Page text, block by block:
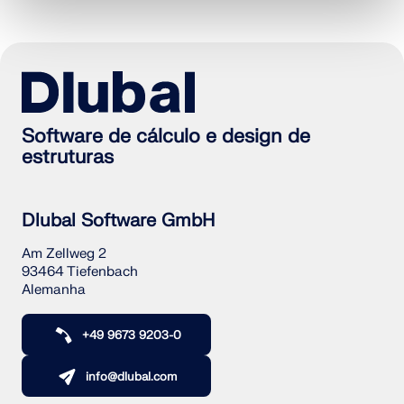
Ferramenta de Zona Geo
O serviço online da Dlubal fornece mapas de zonas
para a determinação rápida de cargas de neve,
velocidades do vento e dados sísmicos.
Software de cálculo e design de
estruturas
Dlubal Software GmbH
Am Zellweg 2
93464 Tiefenbach
Alemanha
+49 9673 9203-0
info@dlubal.com